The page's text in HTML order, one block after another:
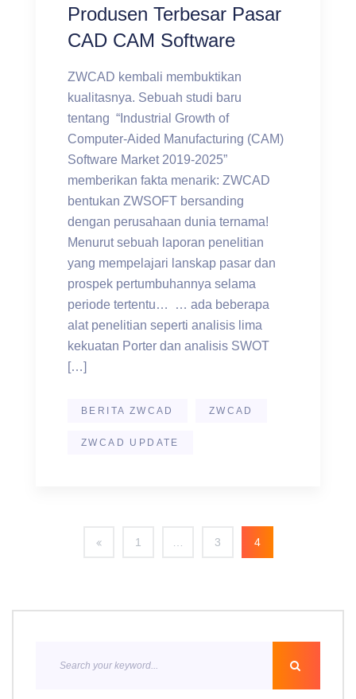
Produsen Terbesar Pasar
CAD CAM Software
ZWCAD kembali membuktikan
kualitasnya. Sebuah studi baru
tentang “Industrial Growth of
Computer-Aided Manufacturing (CAM)
Software Market 2019-2025”
memberikan fakta menarik: ZWCAD
bentukan ZWSOFT bersanding
dengan perusahaan dunia ternama!
Menurut sebuah laporan penelitian
yang mempelajari lanskap pasar dan
prospek pertumbuhannya selama
periode tertentu… … ada beberapa
alat penelitian seperti analisis lima
kekuatan Porter dan analisis SWOT
[…]
BERITA ZWCAD ZWCAD
ZWCAD UPDATE
1 3 4